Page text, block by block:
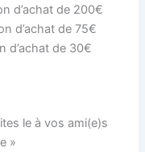
d’achat de 200€
d’achat de 75€
d’achat de 30€
le à vos ami(e)s
»